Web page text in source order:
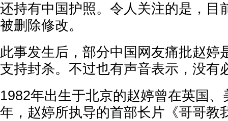
还持有中国护照。令人关注的是，目
被删除修改。
此事发生后，部分中国网友痛批赵婷
支持封杀。不过也有声音表示，没有
1982年出生于北京的赵婷曾在英国
年，赵婷所执导的首部长片《哥哥教